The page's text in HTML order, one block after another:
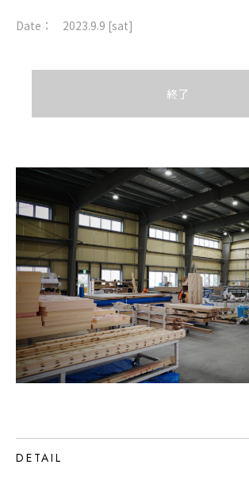
Date： 2023.9.9 [sat]
終了
DETAIL